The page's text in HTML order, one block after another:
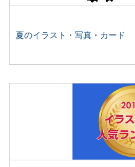
夏のイラスト・写真・カード